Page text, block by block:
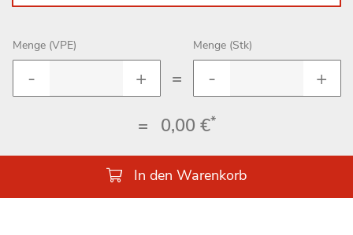
Menge (VPE)
=
Menge (Stk)
= 0,00 €*
In den Warenkorb